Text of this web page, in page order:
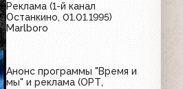
Реклама (1-й канал
Останкино, 01.01.1995)
Marlboro
Анонс программы "Время и
мы" и реклама (ОРТ,